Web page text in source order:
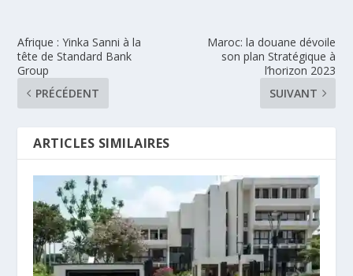
Afrique : Yinka Sanni à la
tête de Standard Bank
Group
PRÉCÉDENT
Maroc: la douane dévoile
son plan Stratégique à
l’horizon 2023
SUIVANT
ARTICLES SIMILAIRES